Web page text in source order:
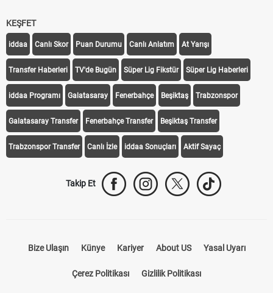
KEŞFET
iddaa Canlı Skor Puan Durumu Canlı Anlatım At Yarışı
Transfer Haberleri TV'de Bugün Süper Lig Fikstür Süper Lig Haberleri
iddaa Programı Galatasaray Fenerbahçe Beşiktaş Trabzonspor
Galatasaray Transfer Fenerbahçe Transfer Beşiktaş Transfer
Trabzonspor Transfer Canlı İzle iddaa Sonuçları Aktif Sayaç
Takip Et
Bize Ulaşın Künye Kariyer About US Yasal Uyarı
Çerez Politikası Gizlilik Politikası